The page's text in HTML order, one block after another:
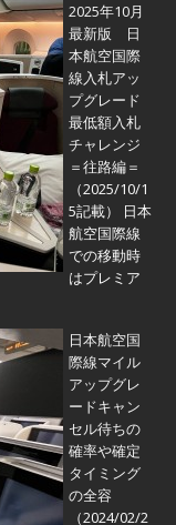
2025年10月
最新版 日
本航空国際
線入札アッ
プグレード
最低額入札
チャレンジ
＝往路編＝
（2025/10/1
5記載） 日本
航空国際線
での移動時
はプレミア
日本航空国
際線マイル
アップグレ
ードキャン
セル待ちの
確率や確定
タイミング
の全容
（2024/02/2